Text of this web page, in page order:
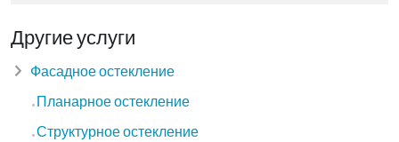
Другие услуги
Фасадное остекление
Планарное остекление
Структурное остекление